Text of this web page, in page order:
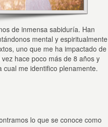
de inmensa sabiduría. Han
mental y espiritualmente
uno que me ha impactado de
hace poco más de 8 años y
me identifico plenamente.
lo que se conoce como